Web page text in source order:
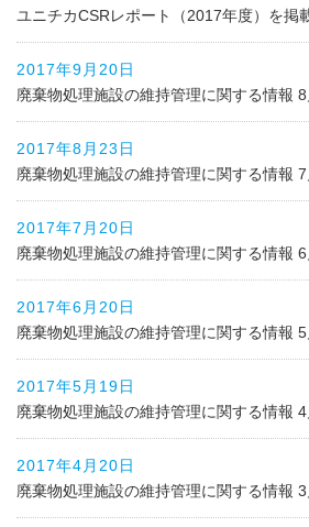
ユニチカCSRレポート（2017年度）を掲
2017年9月20日
廃棄物処理施設の維持管理に関する情報
2017年8月23日
廃棄物処理施設の維持管理に関する情報
2017年7月20日
廃棄物処理施設の維持管理に関する情報
2017年6月20日
廃棄物処理施設の維持管理に関する情報
2017年5月19日
廃棄物処理施設の維持管理に関する情報
2017年4月20日
廃棄物処理施設の維持管理に関する情報